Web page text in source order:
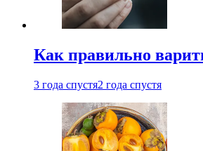
Как правильно
3 года спустя2 года спустя